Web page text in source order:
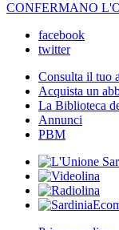
CONFERMANO
facebook
twitter
Consulta il tuo
Acquista un
La Biblioteca
Annunci
PBM